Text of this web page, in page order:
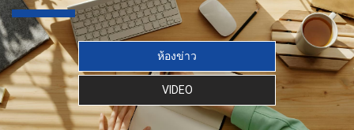
ห้องข่าว
VIDEO